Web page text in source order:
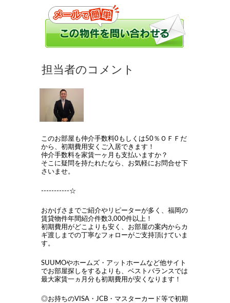
このお部屋も仲介手数料0もしくは50％ＯＦＦだ
から、初期費用安くご入居できます！
仲介手数料を家賃一ヶ月も支払いますか？
そこに疑問を持たれたなら、お気軽にお問合せ下
さいませ。
-----------☆
おかげさまでご紹介やリピーターが多く、福岡の
賃貸物件年間紹介件数3,000件以上！
初期費用がどこよりも安く、お部屋の案内からカ
ギ渡しまでの丁寧なフォローがご支持頂けていま
す。
SUUMOやホームズ・アットホームなど他サイト
でお部屋探しをするよりも、ベストバランスでは
最大家賃一ヵ月分も初期費用が安くなります！
◎お持ちのVISA・JCB・マスターカード等で初期